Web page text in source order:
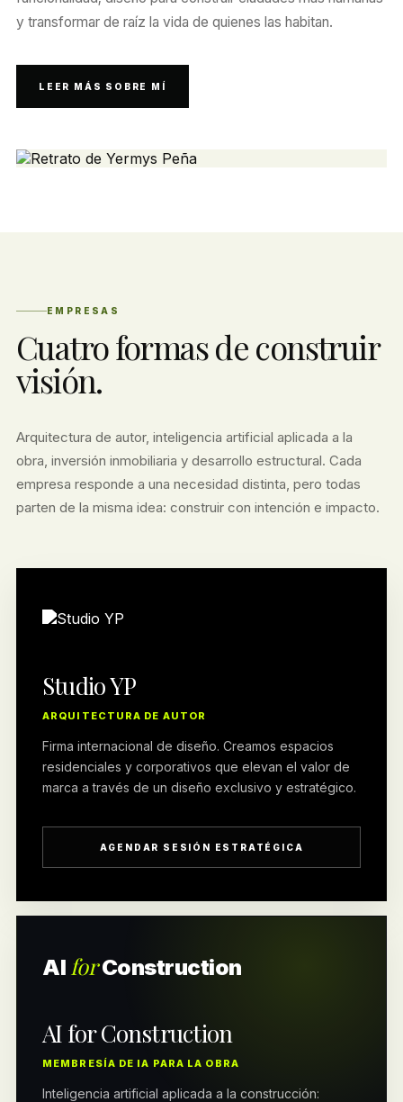
y transformar de raíz la vida de quienes las habitan.
LEER MÁS SOBRE MÍ
EMPRESAS
Cuatro formas de construir
visión.
Arquitectura de autor, inteligencia artificial aplicada a la
obra, inversión inmobiliaria y desarrollo estructural. Cada
empresa responde a una necesidad distinta, pero todas
parten de la misma idea: construir con intención e impacto.
Studio YP
ARQUITECTURA DE AUTOR
Firma internacional de diseño. Creamos espacios
residenciales y corporativos que elevan el valor de
marca a través de un diseño exclusivo y estratégico.
AGENDAR SESIÓN ESTRATÉGICA
AI forConstruction
AI for Construction
MEMBRESÍA DE IA PARA LA OBRA
Inteligencia artificial aplicada a la construcción: